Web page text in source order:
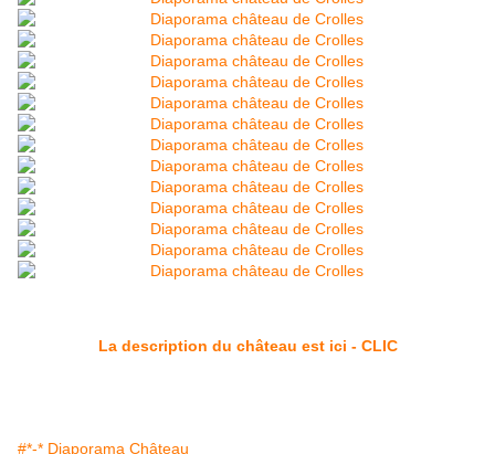
La description du château est ici - CLIC
#*-* Diaporama Château